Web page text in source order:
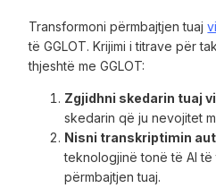
Transformoni përmbajtjen tuaj
të GGLOT. Krijimi i titrave për
thjeshtë me GGLOT:
Zgjidhni skedarin tuaj
skedarin që ju nevojitet
Nisni transkriptimin
teknologjinë tonë të AI
përmbajtjen tuaj.